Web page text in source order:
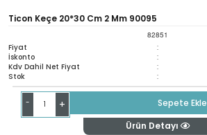
Ticon Keçe 20*30 Cm 2 Mm 90095
82851
Fiyat :
İskonto :
Kdv Dahil Net Fiyat :
Stok :
- +
Sepete Ekle
Ürün Detayı